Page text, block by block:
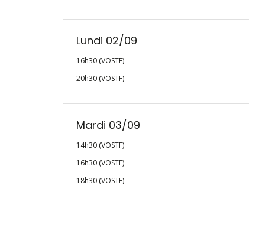
Lundi 02/09
16h30 (VOSTF)
20h30 (VOSTF)
Mardi 03/09
14h30 (VOSTF)
16h30 (VOSTF)
18h30 (VOSTF)